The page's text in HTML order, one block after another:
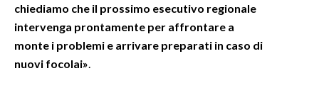
chiediamo che il prossimo esecutivo regionale
intervenga prontamente per affrontare a
monte i problemi e arrivare preparati in caso di
nuovi focolai»